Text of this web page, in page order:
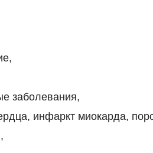
заболевания,
инфаркт миокарда,